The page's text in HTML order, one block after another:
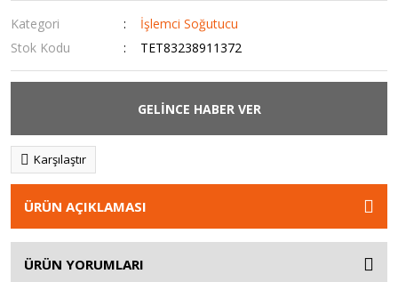
Kategori
İşlemci Soğutucu
Stok Kodu
TET83238911372
GELİNCE HABER VER
Karşılaştır
ÜRÜN AÇIKLAMASI
ÜRÜN YORUMLARI